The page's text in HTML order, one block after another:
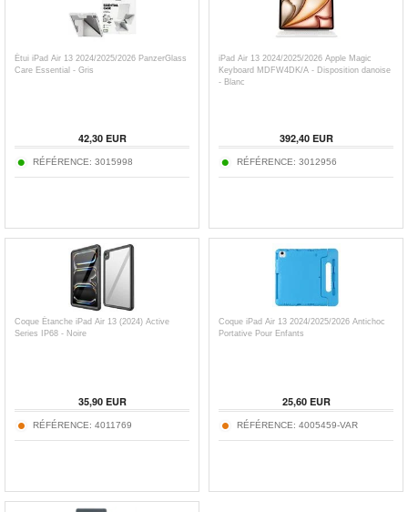
Étui iPad Air 13 2024/2025/2026 PanzerGlass
Care Essential - Gris
42,30EUR
RÉFÉRENCE: 3015998
iPad Air 13 2024/2025/2026 Apple Magic
Keyboard MDFW4DK/A - Disposition danoise
- Blanc
392,40EUR
RÉFÉRENCE: 3012956
Coque Étanche iPad Air 13 (2024) Active
Series IP68 - Noire
35,90EUR
RÉFÉRENCE: 4011769
Coque iPad Air 13 2024/2025/2026 Antichoc
Portative Pour Enfants
25,60EUR
RÉFÉRENCE: 4005459-VAR